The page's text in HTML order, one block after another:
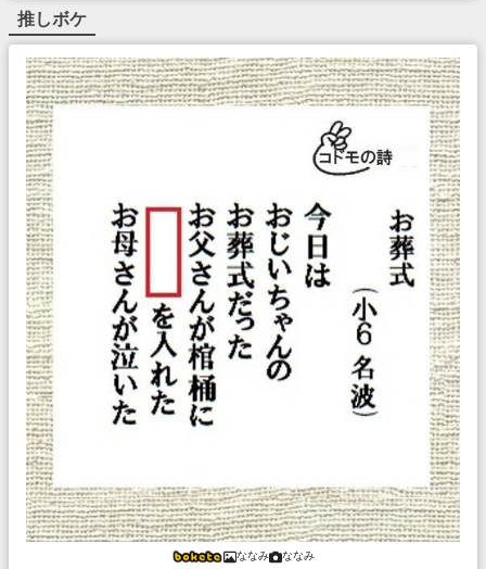
推しボケ
ななみ ななみ